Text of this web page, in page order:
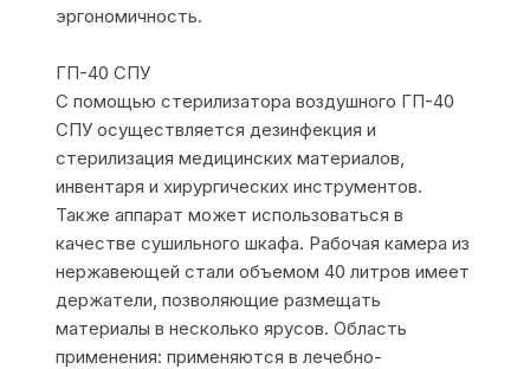
эргономичность.
ГП-40 СПУ
С помощью стерилизатора воздушного ГП-40
СПУ осуществляется дезинфекция и
стерилизация медицинских материалов,
инвентаря и хирургических инструментов.
Также аппарат может использоваться в
качестве сушильного шкафа. Рабочая камера из
нержавеющей стали объемом 40 литров имеет
держатели, позволяющие размещать
материалы в несколько ярусов. Область
применения: применяются в лечебно-